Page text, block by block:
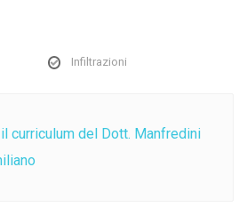
Infiltrazioni
curriculum del Dott. Manfredini